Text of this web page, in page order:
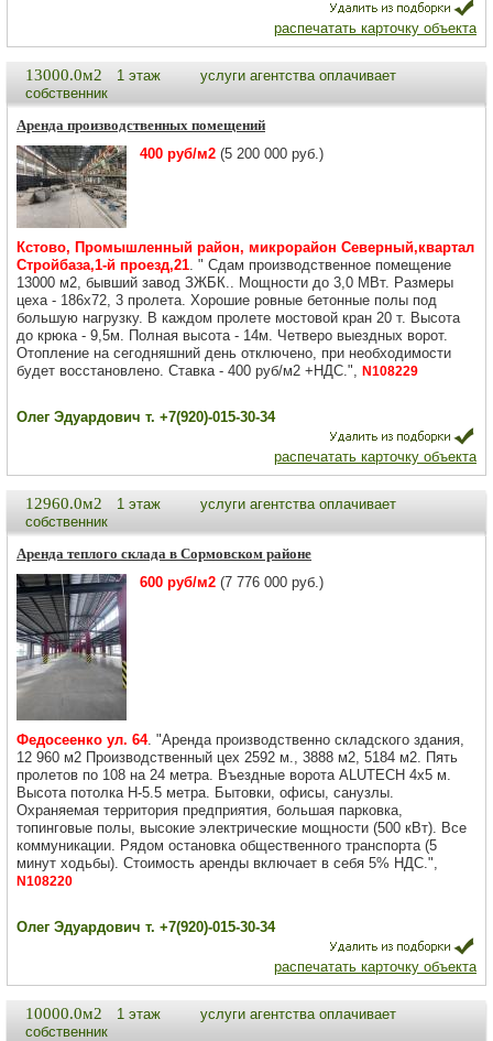
распечатать карточку объекта
13000.0м2 1 этаж
услуги агентства оплачивает
собственник
Аренда производственных помещений
400 руб/м2 (5 200 000 руб.)
Кстово, Промышленный район, микрорайон Северный,квартал
Стройбаза,1-й проезд,21. " Сдам производственное помещение
13000 м2, бывший завод ЗЖБК.. Мощности до 3,0 МВт. Размеры
цеха - 186х72, 3 пролета. Хорошие ровные бетонные полы под
большую нагрузку. В каждом пролете мостовой кран 20 т. Высота
до крюка - 9,5м. Полная высота - 14м. Четверо выездных ворот.
Отопление на сегодняшний день отключено, при необходимости
будет восстановлено. Ставка - 400 руб/м2 +НДС.", N108229
Олег Эдуардович т. +7(920)-015-30-34
распечатать карточку объекта
12960.0м2 1 этаж
услуги агентства оплачивает
собственник
Аренда теплого склада в Сормовском районе
600 руб/м2 (7 776 000 руб.)
Федосеенко ул. 64. "Аренда производственно складского здания,
12 960 м2 Производственный цех 2592 м., 3888 м2, 5184 м2. Пять
пролетов по 108 на 24 метра. Въездные ворота АLUТЕСН 4х5 м.
Высота потолка Н-5.5 метра. Бытовки, офисы, санузлы.
Охраняемая территория предприятия, большая парковка,
топинговые полы, высокие электрические мощности (500 кВт). Все
коммуникации. Рядом остановка общественного транспорта (5
минут ходьбы). Стоимость аренды включает в себя 5% НДС.",
N108220
Олег Эдуардович т. +7(920)-015-30-34
распечатать карточку объекта
10000.0м2 1 этаж
услуги агентства оплачивает
собственник